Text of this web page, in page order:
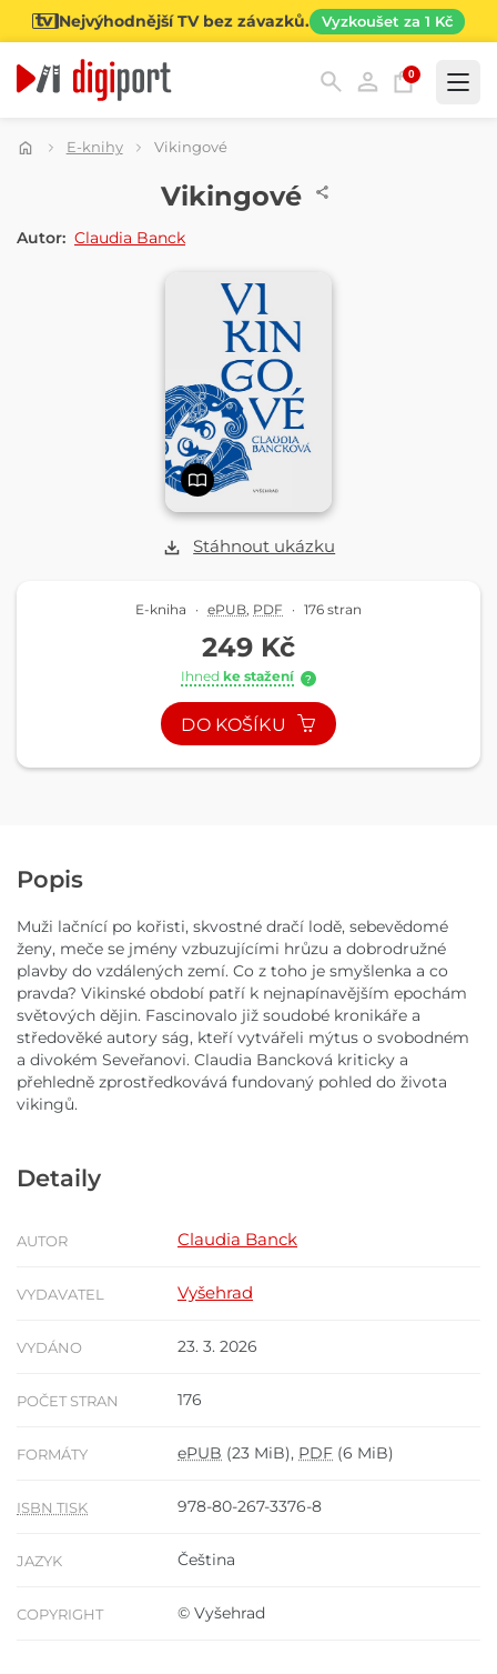
Nejvýhodnější TV bez závazků. Vyzkoušet za 1 Kč
0
Kategorie
E-knihy Vikingové
Stáhnout ukázku
Vikingové
Autor: Claudia Banck
E-kniha · ePUB PDF · 176 stran
249 Kč
Ihned ke stažení ?
DO KOŠÍKU
Popis
Muži lačnící po kořisti, skvostné dračí lodě, sebevědomé
ženy, meče se jmény vzbuzujícími hrůzu a dobrodružné
plavby do vzdálených zemí. Co z toho je smyšlenka a co
pravda? Vikinské období patří k nejnapínavějším epochám
světových dějin. Fascinovalo již soudobé kronikáře a
středověké autory ság, kteří vytvářeli mýtus o svobodném
a divokém Seveřanovi. Claudia Bancková kriticky a
přehledně zprostředkovává fundovaný pohled do života
vikingů.
Detaily
AUTOR Claudia Banck
VYDAVATEL Vyšehrad
VYDÁNO 23. 3. 2026
POČET STRAN 176
FORMÁTY ePUB (23 MiB), PDF (6 MiB)
ISBN TISK 978-80-267-3376-8
JAZYK Čeština
COPYRIGHT © Vyšehrad